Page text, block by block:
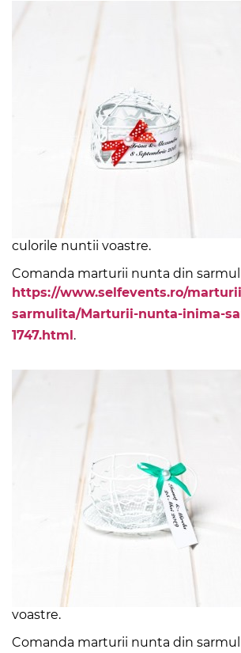
culorile nuntii voastre.
Comanda marturii nunta din
https://www.selfevents.ro/
sarmulita/Marturii-nunta-inima-
1747.html.
voastre.
Comanda marturii nunta din